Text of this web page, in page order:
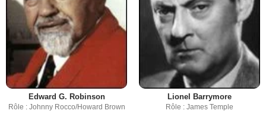
Edward G. Robinson
Rôle : Johnny Rocco/Howard Brown
Lionel Barrymore
Rôle : James Temple